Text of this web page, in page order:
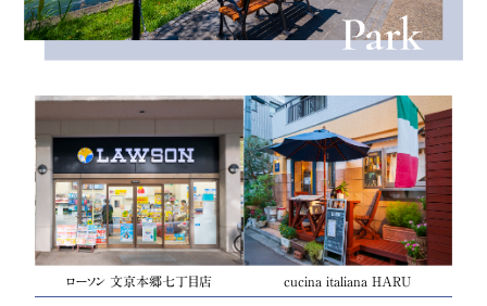
ローソン 文京本郷七丁目店 cucina italiana HARU